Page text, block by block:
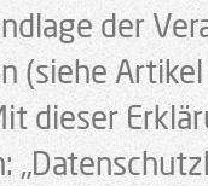
der
(siehe
dieser